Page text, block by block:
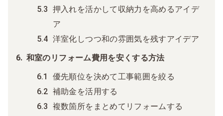
押入れを活かして収納力を高めるアイデ
ア
洋室化しつつ和の雰囲気を残すアイデア
和室のリフォーム費用を安くする方法
優先順位を決めて工事範囲を絞る
補助金を活用する
複数箇所をまとめてリフォームする